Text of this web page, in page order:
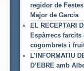
regidor de
Major de Garcia
EL RECEPTARI
Espàrrecs
cogombrets i
L’INFORMATIU
D’EBRE amb